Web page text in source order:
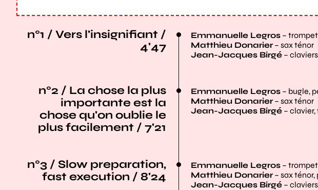
n°1 / Vers l'insignifiant /
4'47
Emmanuelle Legros –
Matthieu Donarier– sax ténor
Jean-Jacques Birgé –
n°2 / La chose la plus
importante est la
chose qu'on oublie le
plus facilement / 7'21
Emmanuelle Legros – bugle,
Matthieu Donarier– sax ténor
Jean-Jacques Birgé –
n°3 / Slow preparation,
fast execution / 8'24
Emmanuelle Legros –
Matthieu Donarier– sax ténor,
Jean-Jacques Birgé –